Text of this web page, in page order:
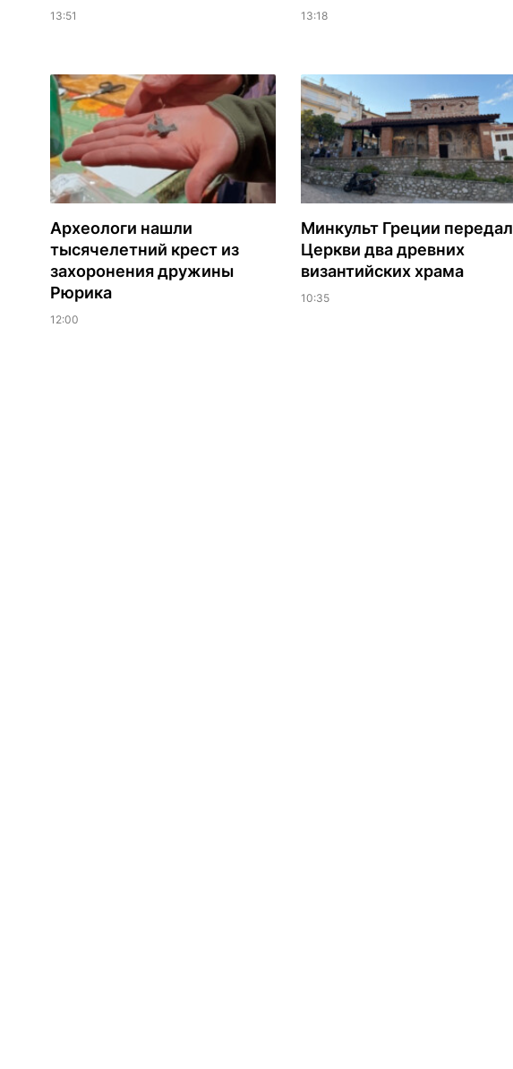
13:51 13:18
Археологи нашли
тысячелетний крест из
захоронения дружины
Рюрика
12:00
Минкульт Греции передал
Церкви два древних
византийских храма
10:35